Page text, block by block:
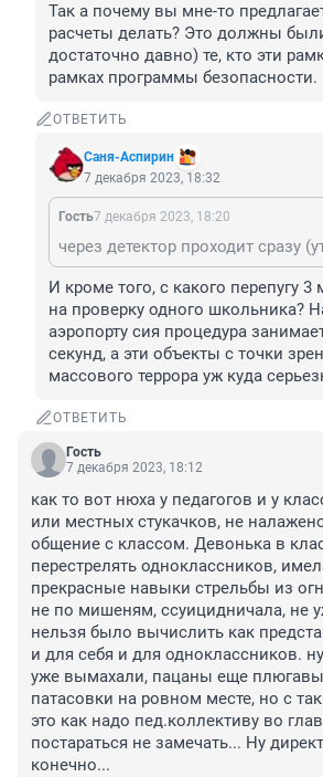
Так а почему вы мне-то
расчеты делать? Это должны
достаточно давно) те, кто эти
рамках программы безопасности.
ОТВЕТИТЬ
Саня-Аспирин
7 декабря 2023, 18:32
Гость7 декабря 2023, 18:20
И кроме того, с какого перепугу 3
на проверку одного школьника?
аэропорту сия процедура
секунд, а эти объекты с точки
массового террора уж куда
ОТВЕТИТЬ
Гость
7 декабря 2023, 18:12
как то вот нюха у педагогов и у
или местных стукачков, не
общение с классом. Девонька в
перестрелять одноклассников,
прекрасные навыки стрельбы из
не по мишеням, ссуицидничала, не
нельзя было вычислить как
и для себя и для одноклассников.
уже вымахали, пацаны еще
патасовки на ровном месте, но с
это как надо пед.коллективу во
постараться не замечать... Ну
конечно...